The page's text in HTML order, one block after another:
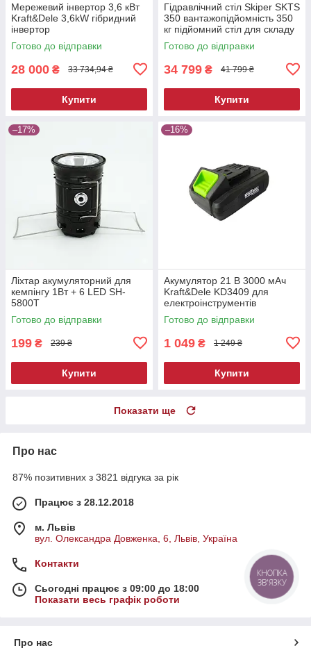
Мережевий інвертор 3,6 кВт
Kraft&Dele 3,6kW гібридний
інвертор
Готово до відправки
28 000 ₴ 33 734,94 ₴
Купити
Гідравлічний стіл Skiper SKTS
350 вантажопідйомність 350
кг підйомний стіл для складу
та СТО
Готово до відправки
34 799 ₴ 41 799 ₴
Купити
–17%
Ліхтар акумуляторний для
кемпінгу 1Вт + 6 LED SH-
5800T
Готово до відправки
199 ₴ 239 ₴
Купити
–16%
Акумулятор 21 В 3000 мАч
Kraft&Dele KD3409 для
електроінструментів
Готово до відправки
1 049 ₴ 1 249 ₴
Купити
Показати ще
Про нас
87% позитивних з 3821 відгука за рік
Працює з 28.12.2018
м. Львів
вул. Олександра Довженка, 6, Львів, Україна
Контакти
Сьогодні працює з 09:00 до 18:00
Показати весь графік роботи
Про нас
КНОПКА
ЗВ'ЯЗКУ